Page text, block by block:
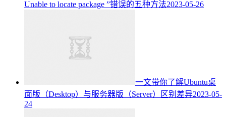
Unable to locate package ”错误的五种方法2023-05-26
一文带你了解Ubuntu桌
面版（Desktop）与服务器版（Server）区别差异2023-05-
24